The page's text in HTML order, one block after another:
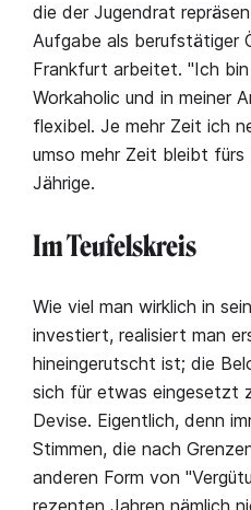
die der Jugendrat
Aufgabe als berufstätiger
Frankfurt arbeitet. "Ich
Workaholic und in meiner
flexibel. Je mehr Zeit ich
umso mehr Zeit bleibt
Jährige.
Im Teufelskreis
Wie viel man wirklich in
investiert, realisiert man
hineingerutscht ist; die
sich für etwas eingesetzt
Devise. Eigentlich, denn
Stimmen, die nach
anderen Form von
rezenten Jahren nämlich